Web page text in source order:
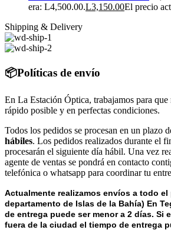
era: L4,500.00.L3,150.00El precio
Shipping & Delivery
📦Políticas de envío
En La Estación Óptica, trabajamos para que
rápido posible y en perfectas condiciones.
Todos los pedidos se procesan en un plazo
hábiles. Los pedidos realizados durante el
procesarán el siguiente día hábil. Una vez
agente de ventas se pondrá en contacto
telefónica o whatsapp para coordinar tu
Actualmente realizamos envíos a todo
departamento de Islas de la Bahía) En
de entrega puede ser menor a 2 días. Si
fuera de la ciudad el tiempo de entrega